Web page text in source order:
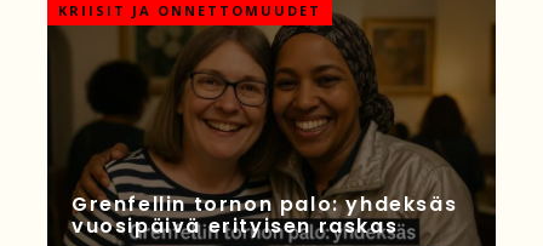
KRIISIT JA ONNETTOMUUDET
Grenfellin tornon palo: yhdeksäs
vuosipäivä erityisen raskas